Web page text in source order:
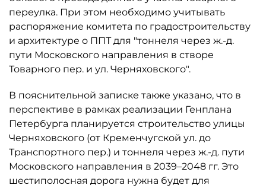
переулка. При этом необходимо учитывать
распоряжение комитета по градостроительству
и архитектуре о ППТ для "тоннеля через ж.-д.
пути Московского направления в створе
Товарного пер. и ул. Черняховского".
В пояснительной записке также указано, что в
перспективе в рамках реализации Генплана
Петербурга планируется строительство улицы
Черняховского (от Кременчугской ул. до
Транспортного пер.) и тоннеля через ж.-д. пути
Московского направления в 2039–2048 гг. Это
шестиполосная дорога нужна будет для